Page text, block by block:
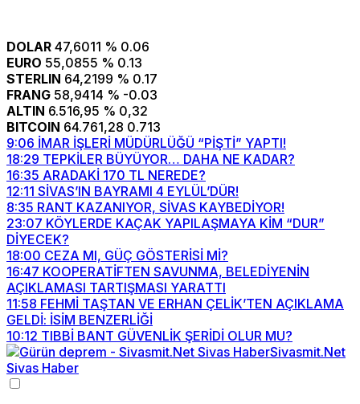
DOLAR 47,6011 % 0.06
EURO 55,0855 % 0.13
STERLIN 64,2199 % 0.17
FRANG 58,9414 % -0.03
ALTIN 6.516,95 % 0,32
BITCOIN 64.761,28 0.713
9:06 İMAR İŞLERİ MÜDÜRLÜĞÜ “PİŞTİ” YAPTI!
18:29 TEPKİLER BÜYÜYOR… DAHA NE KADAR?
16:35 ARADAKİ 170 TL NEREDE?
12:11 SİVAS’IN BAYRAMI 4 EYLÜL’DÜR!
8:35 RANT KAZANIYOR, SİVAS KAYBEDİYOR!
23:07 KÖYLERDE KAÇAK YAPILAŞMAYA KİM “DUR”
DİYECEK?
18:00 CEZA MI, GÜÇ GÖSTERİSİ Mİ?
16:47 KOOPERATİFTEN SAVUNMA, BELEDİYENİN
AÇIKLAMASI TARTIŞMASI YARATTI
11:58 FEHMİ TAŞTAN VE ERHAN ÇELİK’TEN AÇIKLAMA
GELDİ: İSİM BENZERLİĞİ
10:12 TIBBİ BANT GÜVENLİK ŞERİDİ OLUR MU?